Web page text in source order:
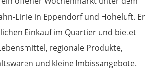
Linie in Eppendorf und Hoheluft. Er
Einkauf im Quartier und bietet
regionale Produkte,
und kleine Imbissangebote.